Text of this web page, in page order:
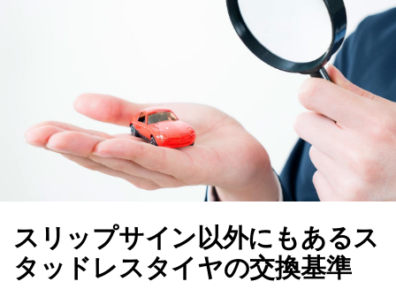
スリップサイン以外にもあるス
タッドレスタイヤの交換基準